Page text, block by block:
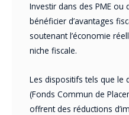
Investir dans des PME
bénéficier d’avantages
soutenant l’économie
niche fiscale.
Les dispositifs tels que le
(Fonds Commun de
offrent des réductions